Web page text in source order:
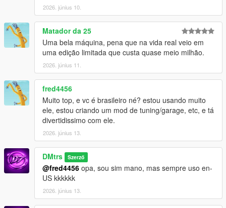
2026. június 10.
Matador da 25
Uma bela máquina, pena que na vida real veio em
uma edição limitada que custa quase meio milhão.
2026. június 11.
fred4456
Muito top, e vc é brasileiro né? estou usando muito
ele, estou criando um mod de tuning/garage, etc, e tá
divertidissimo com ele.
2026. június 13.
DMtrs Szerző
@fred4456 opa, sou sim mano, mas sempre uso en-
US kkkkkk
2026. június 13.